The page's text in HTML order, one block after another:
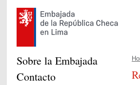
Sobre la Embajada
Contacto